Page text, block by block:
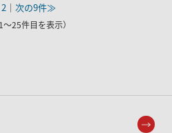
2 ｜ 次の9件≫
25件目を表示）